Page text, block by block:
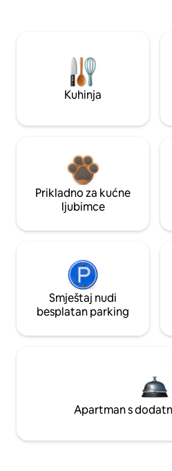
Kuhinja
Prikladno za kućne
ljubimce
Smještaj nudi
besplatan parking
Apartman s